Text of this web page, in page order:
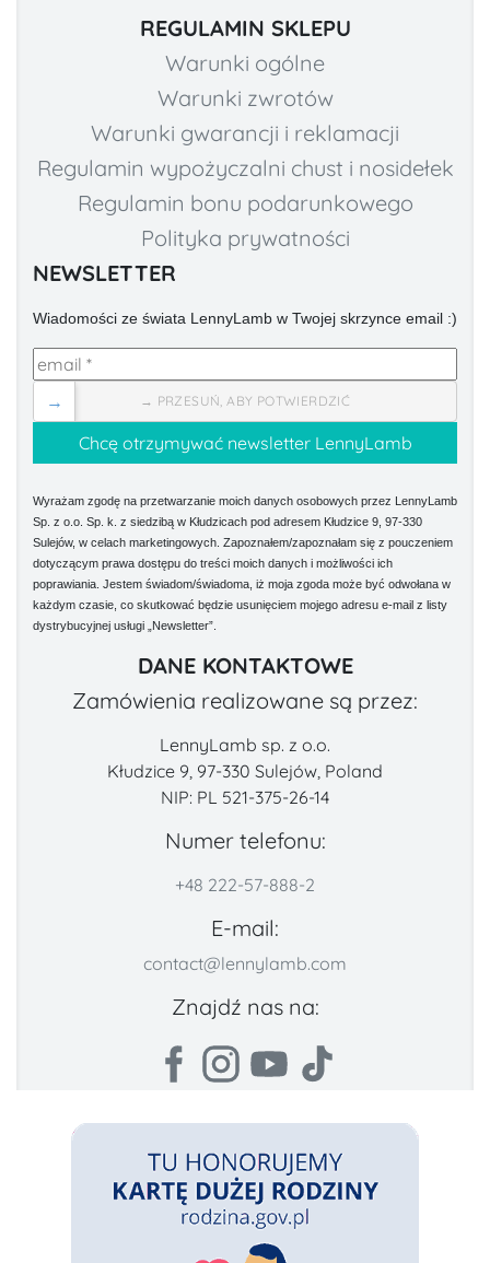
REGULAMIN SKLEPU
Warunki ogólne
Warunki zwrotów
Warunki gwarancji i reklamacji
Regulamin wypożyczalni chust i nosidełek
Regulamin bonu podarunkowego
Polityka prywatności
NEWSLETTER
Wiadomości ze świata LennyLamb w Twojej skrzynce email :)
→ PRZESUŃ, ABY POTWIERDZIĆ
→
Wyrażam zgodę na przetwarzanie moich danych osobowych przez LennyLamb
Sp. z o.o. Sp. k. z siedzibą w Kłudzicach pod adresem Kłudzice 9, 97-330
Sulejów, w celach marketingowych. Zapoznałem/zapoznałam się z pouczeniem
dotyczącym prawa dostępu do treści moich danych i możliwości ich
poprawiania. Jestem świadom/świadoma, iż moja zgoda może być odwołana w
każdym czasie, co skutkować będzie usunięciem mojego adresu e-mail z listy
dystrybucyjnej usługi „Newsletter”.
DANE KONTAKTOWE
Zamówienia realizowane są przez:
LennyLamb sp. z o.o.
Kłudzice 9, 97-330 Sulejów, Poland
NIP: PL 521-375-26-14
Numer telefonu:
+48 222-57-888-2
E-mail:
contact@lennylamb.com
Znajdź nas na: